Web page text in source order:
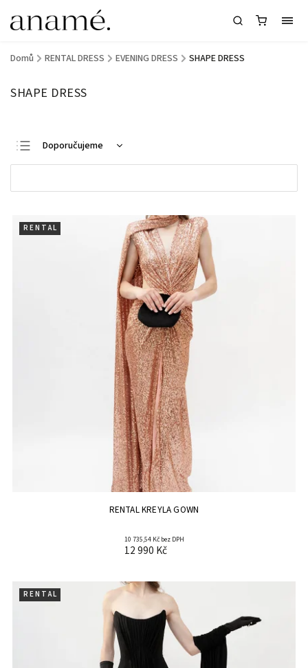
Domů / RENTAL DRESS / EVENING DRESS / SHAPE DRESS
SHAPE DRESS
Doporučujeme
Nejlevnější
Nejdražší
Abecedně
R E N T A L
RENTAL KREYLA GOWN
10 735,54 Kč bez DPH
12 990 Kč
R E N T A L